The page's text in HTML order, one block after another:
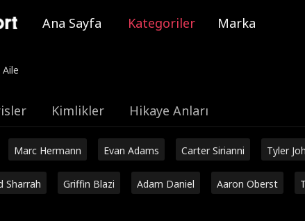
Ana Sayfa Kategoriler Marka
Kimlikler Hikaye Anları
Marc Hermann Evan Adams Carter Sirianni Tyler
Sharrah Griffin Blazi Adam Daniel Aaron Oberst